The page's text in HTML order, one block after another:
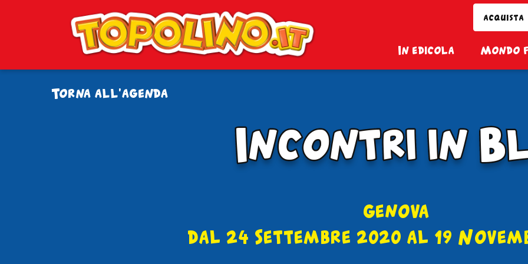
acquista
In edicola Mondo
Torna all'agenda
Incontri in
Incontri in
genova
dal 24 Settembre 2020 al 19